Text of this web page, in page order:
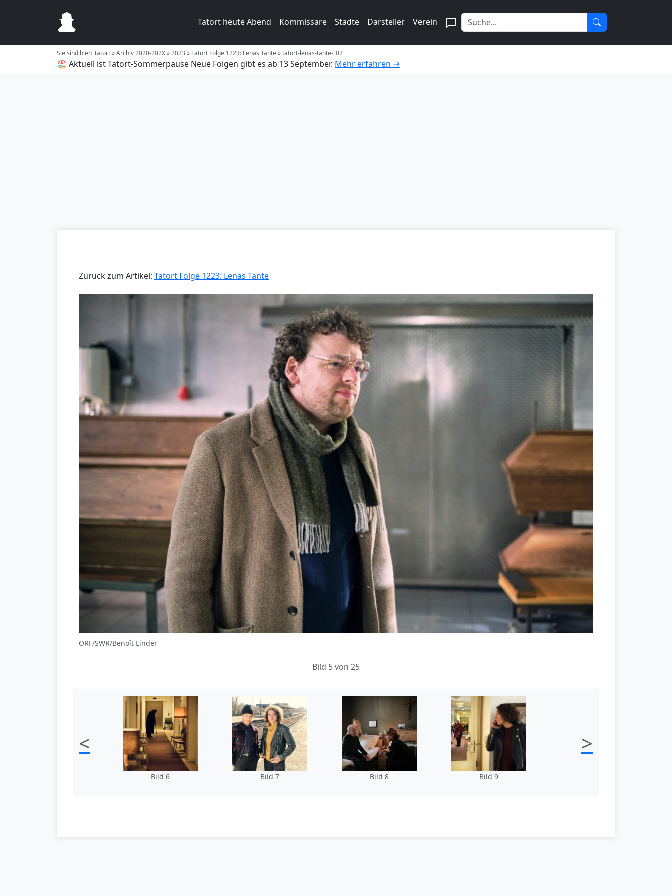
Tatort heute Abend Kommissare Städte Darsteller Verein
Sie sind hier:Tatort»Archiv 2020-202X»2023»Tatort Folge 1223: Lenas Tante»tatort-lenas-tante-_02
🏖️ Aktuell ist Tatort-Sommerpause Neue Folgen gibt es ab 13 September. Mehr erfahren →
Zurück zum Artikel: Tatort Folge 1223: Lenas Tante
ORF/SWR/Benoît Linder
Bild 5 von 25
<
Bild 6 Bild 7 Bild 8 Bild 9
>